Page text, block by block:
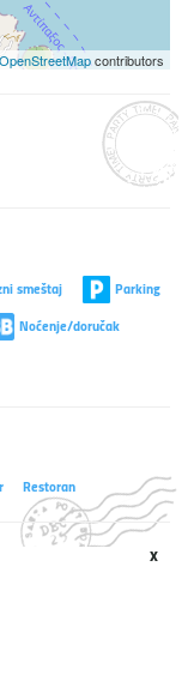
OpenStreetMapcontributors
smeštaj
Parking
Noćenje/doručak
Restoran
x